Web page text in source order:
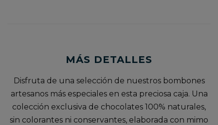
MÁS DETALLES
Disfruta de una selección de nuestros bombones
artesanos más especiales en esta preciosa caja. Una
colección exclusiva de chocolates 100% naturales,
sin colorantes ni conservantes, elaborada con mimo